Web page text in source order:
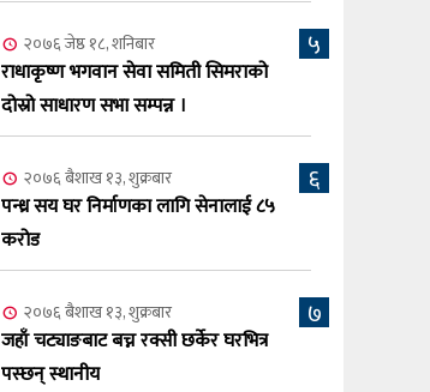
२०७६ जेष्ठ १८, शनिबार
राधाकृष्ण भगवान सेवा समिती सिमराको
दोस्रो साधारण सभा सम्पन्न ।
५
२०७६ बैशाख १३, शुक्रबार
पन्ध्र सय घर निर्माणका लागि सेनालाई ८५
करोड
६
२०७६ बैशाख १३, शुक्रबार
जहाँ चट्याङबाट बच्न रक्सी छर्केर घरभित्र
पस्छन् स्थानीय
७